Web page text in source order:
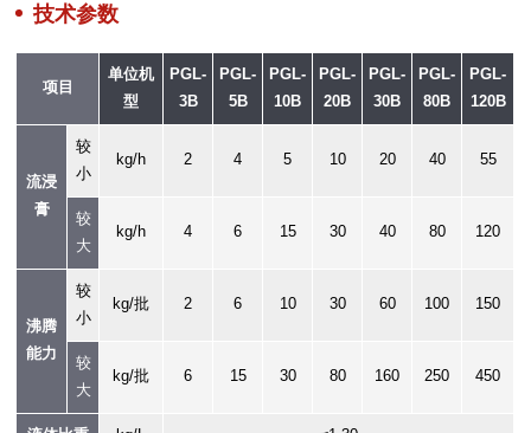
技术参数
项目
单位机
型
PGL-
3B
PGL-
5B
PGL-
10B
PGL-
20B
PGL-
30B
PGL-
80B
PGL-
120B
流浸
膏
较
小
kg/h 2 4 5 10 20 40 55
较
大
kg/h 4 6 15 30 40 80 120
沸腾
能力
较
小
kg/批 2 6 10 30 60 100 150
较
大
kg/批 6 15 30 80 160 250 450